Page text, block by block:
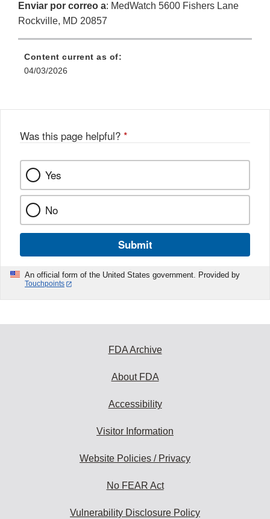
Enviar por correo a: MedWatch 5600 Fishers Lane
Rockville, MD 20857
Content current as of:
04/03/2026
Was this page helpful? *
Yes
No
Submit
An official form of the United States government. Provided by
Touchpoints
FDA Archive
About FDA
Accessibility
Visitor Information
Website Policies / Privacy
No FEAR Act
Vulnerability Disclosure Policy